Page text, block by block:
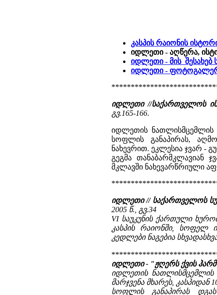
კასპის რაიონის
იდლეთი - აღწერა,
იდლეთი - მის შესახებ
იდლეთი -
იდლეთი //საქართველოს
გვ.165-166.
იდლეთის ნათლისმცემლის
სოფლის განაპირას,
ნახევრით. ეკლესია ჯვარ -
გეგმა თანაბარმკლავიან
მკლავში ნახევარწრიული
იდლეთი // საქართველოს
2005 წ., გვ.34
VI საუკუნის ქართული
კასპის რაიონში, სოფელ
კედლები ნაგებია
იდლეთი - "ჟღერს ქვის
იდლეთის ნათლისმცემლის
მარჯვენა მხარეს, კასპიდან
სოფლის განაპირას